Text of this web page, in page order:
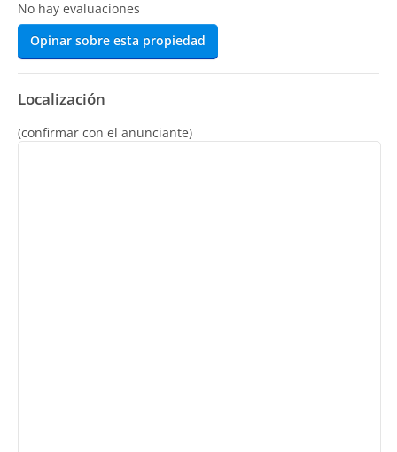
No hay evaluaciones
Opinar sobre esta propiedad
Localización
(confirmar con el anunciante)